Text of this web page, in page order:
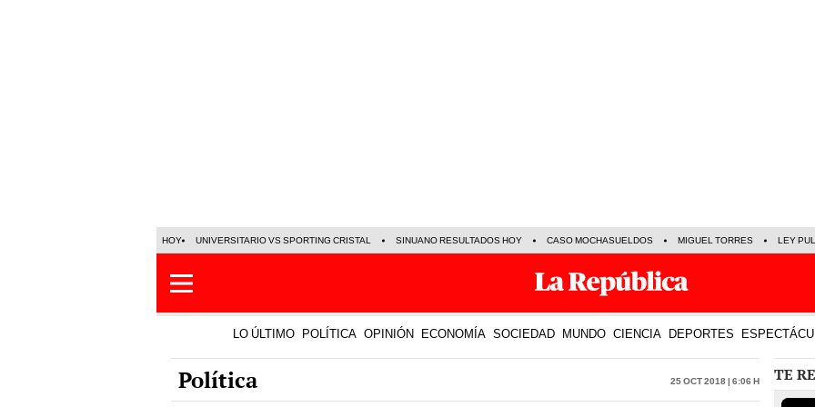
HOY UNIVERSITARIO VS SPORTING CRISTAL SINUANO RESULTADOS HOY CASO MOCHASUELDOS MIGUEL TORRES LEY
LO ÚLTIMO POLÍTICA OPINIÓN ECONOMÍA SOCIEDAD MUNDO CIENCIA DEPORTES
Política 25 Oct 2018 | 6:06 h TE